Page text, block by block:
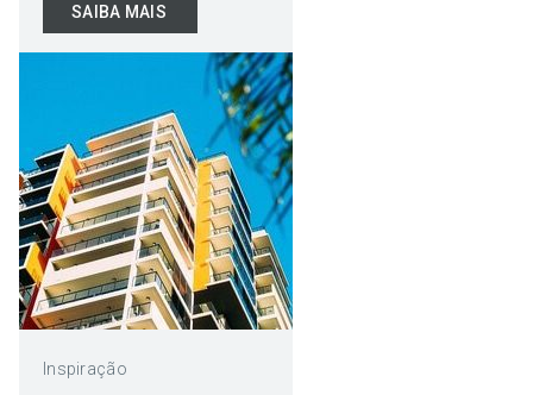
SAIBA MAIS
Inspiração